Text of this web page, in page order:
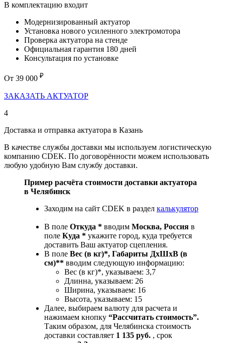
В комплектацию входит
Модернизированный актуатор
Установка нового усиленного электромотора
Проверка актуатора на стенде
Официальная гарантия 180 дней
Консультация по установке
От 39 000 ₽
ЗАКАЗАТЬ АКТУАТОР
4
Доставка и отправка актуатора в Казань
В качестве службы доставки мы используем логистическую
компанию CDEK. По договорённости можем использовать
любую удобную Вам службу доставки.
Пример расчёта стоимости доставки актуатора
в Челябинск
Заходим на сайт CDEK в раздел калькулятор
.
В поле Откуда * вводим Москва, Россия в
поле Куда * укажите город, куда требуется
доставить Ваш актуатор сцепления.
В поле Вес (в кг)*, Габариты ДхШхВ (в
см)** вводим следующую информацию:
Вес (в кг)*, указываем: 3,7
Длинна, указываем: 26
Ширина, указываем: 16
Высота, указываем: 15
Далее, выбираем валюту для расчета и
нажимаем кнопку “Рассчитать стоимость”.
Таким образом, для Челябинска стоимость
доставки составляет 1 135 руб. , срок